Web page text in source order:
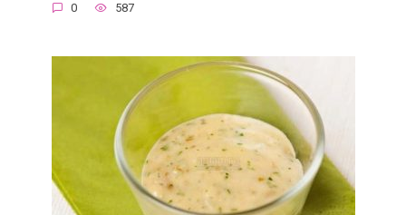
0 587